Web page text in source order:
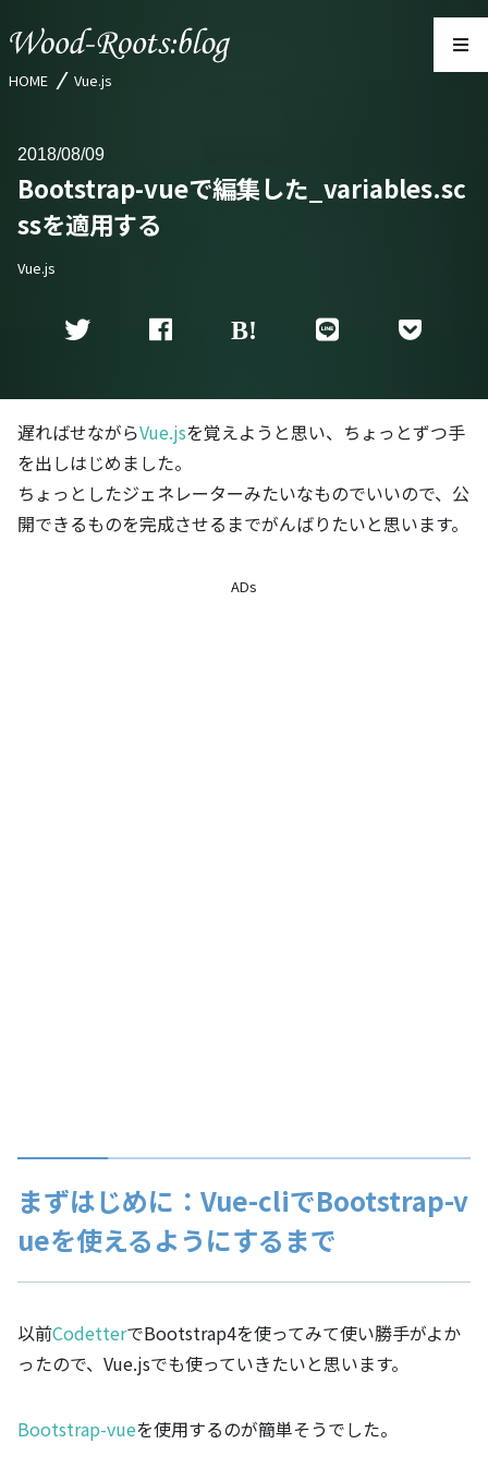
HOME Vue.js
2018 08/09
Bootstrap-vueで編集した_variables.sc
ssを適用する
Vue.js
遅ればせながらVue.jsを覚えようと思い、ちょっとずつ手
を出しはじめました。
ちょっとしたジェネレーターみたいなものでいいので、公
開できるものを完成させるまでがんばりたいと思います。
ADs
まずはじめに：Vue-cliでBootstrap-v
ueを使えるようにするまで
以前CodetterでBootstrap4を使ってみて使い勝手がよか
ったので、Vue.jsでも使っていきたいと思います。
Bootstrap-vueを使用するのが簡単そうでした。